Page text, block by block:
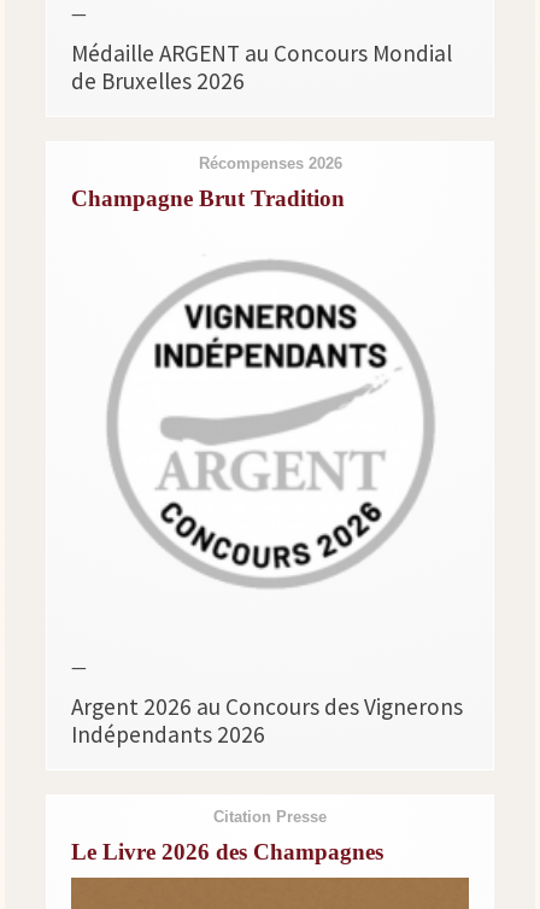
—
Médaille ARGENT au Concours Mondial
de Bruxelles 2026
Récompenses 2026
Champagne Brut Tradition
—
Argent 2026 au Concours des Vignerons
Indépendants 2026
Citation Presse
Le Livre 2026 des Champagnes